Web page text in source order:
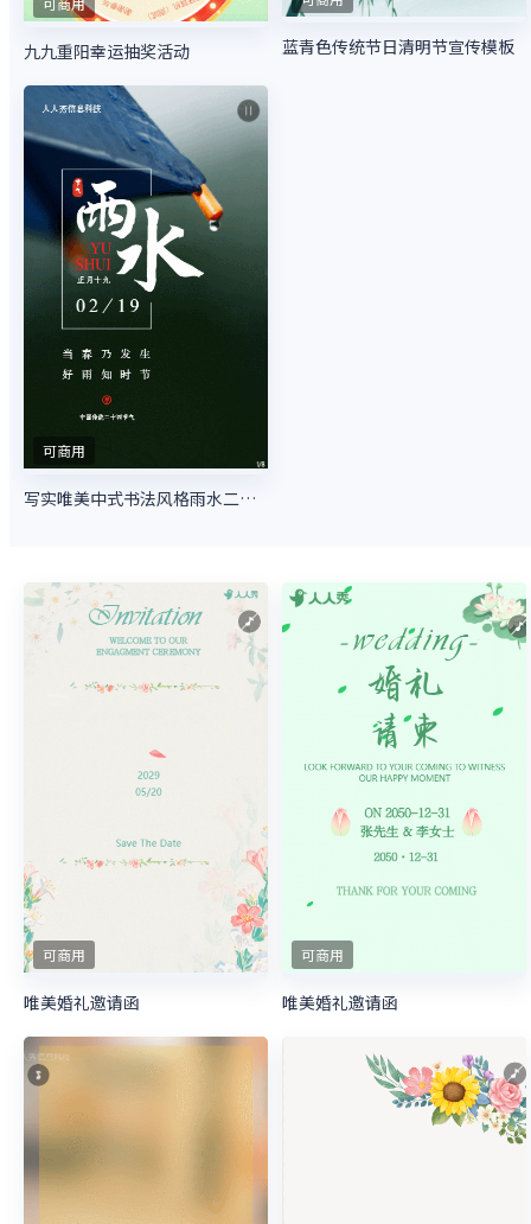
九九重阳幸运抽奖活动 蓝青色传统节日清明节宣传模板
可商用
写实唯美中式书法风格雨水二十四节气企业节气宣传
可商用
唯美婚礼邀请函
可商用
唯美婚礼邀请函